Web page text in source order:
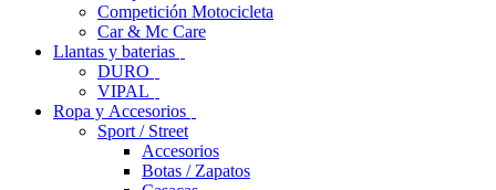
Competición Motocicleta
Car & Mc Care
Llantas y baterias
DURO
VIPAL
Ropa y Accesorios
Sport / Street
Accesorios
Botas / Zapatos